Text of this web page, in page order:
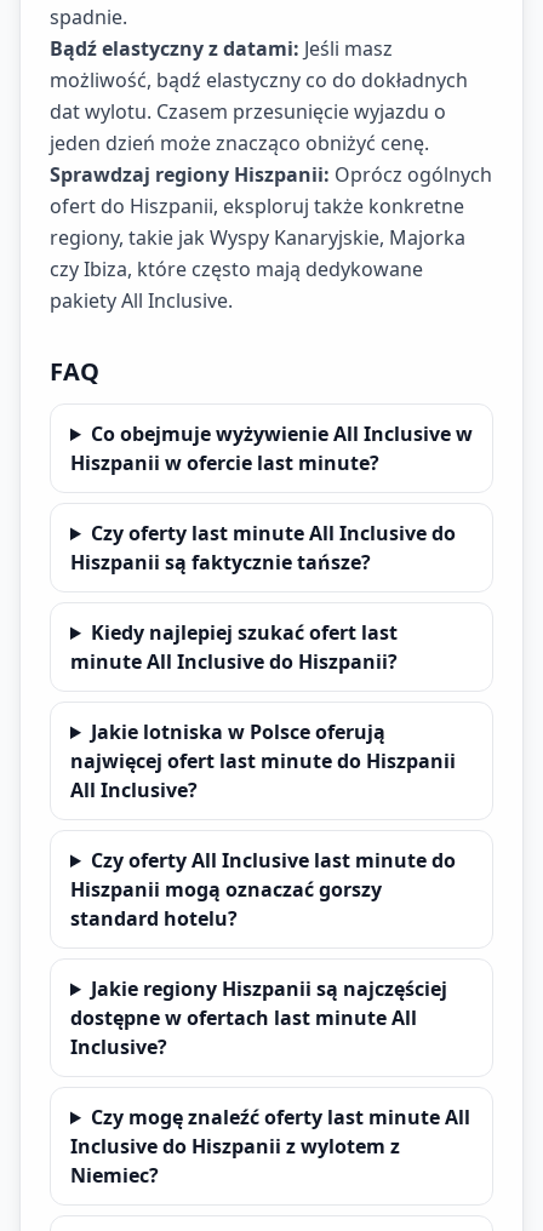
spadnie.
Bądź elastyczny z datami: Jeśli masz
możliwość, bądź elastyczny co do dokładnych
dat wylotu. Czasem przesunięcie wyjazdu o
jeden dzień może znacząco obniżyć cenę.
Sprawdzaj regiony Hiszpanii: Oprócz ogólnych
ofert do Hiszpanii, eksploruj także konkretne
regiony, takie jak Wyspy Kanaryjskie, Majorka
czy Ibiza, które często mają dedykowane
pakiety All Inclusive.
FAQ
Co obejmuje wyżywienie All Inclusive w
Hiszpanii w ofercie last minute?
Czy oferty last minute All Inclusive do
Hiszpanii są faktycznie tańsze?
Kiedy najlepiej szukać ofert last
minute All Inclusive do Hiszpanii?
Jakie lotniska w Polsce oferują
najwięcej ofert last minute do Hiszpanii
All Inclusive?
Czy oferty All Inclusive last minute do
Hiszpanii mogą oznaczać gorszy
standard hotelu?
Jakie regiony Hiszpanii są najczęściej
dostępne w ofertach last minute All
Inclusive?
Czy mogę znaleźć oferty last minute All
Inclusive do Hiszpanii z wylotem z
Niemiec?